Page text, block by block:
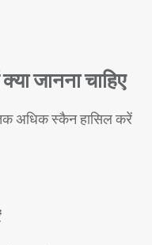
जानना चाहिए
अधिक स्कैन हासिल करें